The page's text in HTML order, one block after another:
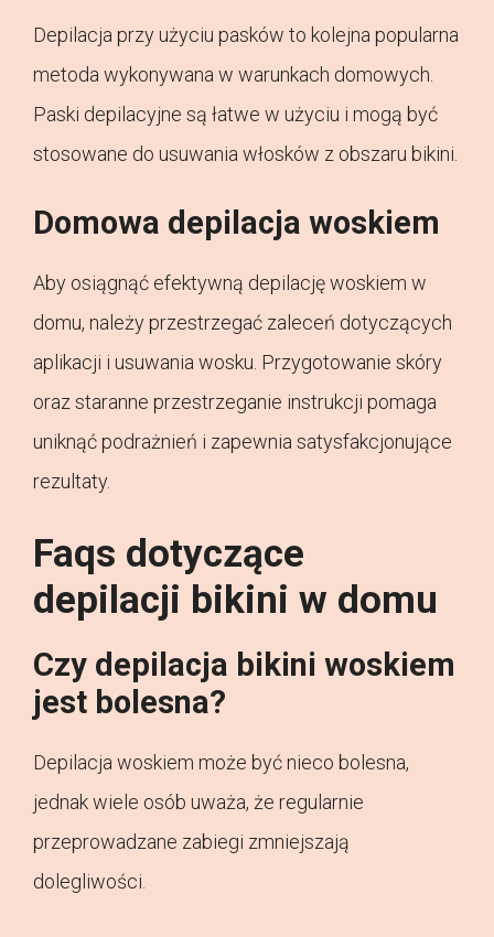
Depilacja przy użyciu pasków to kolejna popularna
metoda wykonywana w warunkach domowych.
Paski depilacyjne są łatwe w użyciu i mogą być
stosowane do usuwania włosków z obszaru bikini.
Domowa depilacja woskiem
Aby osiągnąć efektywną depilację woskiem w
domu, należy przestrzegać zaleceń dotyczących
aplikacji i usuwania wosku. Przygotowanie skóry
oraz staranne przestrzeganie instrukcji pomaga
uniknąć podrażnień i zapewnia satysfakcjonujące
rezultaty.
Faqs dotyczące
depilacji bikini w domu
Czy depilacja bikini woskiem
jest bolesna?
Depilacja woskiem może być nieco bolesna,
jednak wiele osób uważa, że regularnie
przeprowadzane zabiegi zmniejszają
dolegliwości.